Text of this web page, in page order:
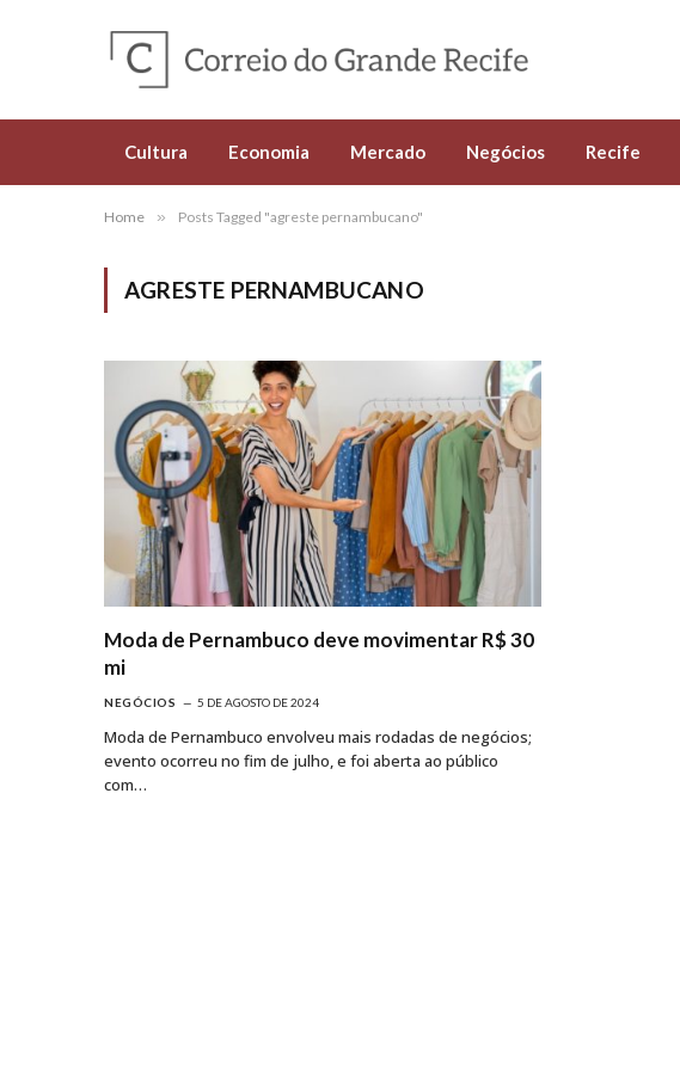
Cultura Economia Mercado Negócios Recife
Home » Posts Tagged "agreste pernambucano"
AGRESTE PERNAMBUCANO
Moda de Pernambuco deve movimentar R$ 30
mi
NEGÓCIOS 5 DE AGOSTO DE 2024
Moda de Pernambuco envolveu mais rodadas de negócios;
evento ocorreu no fim de julho, e foi aberta ao público
com…